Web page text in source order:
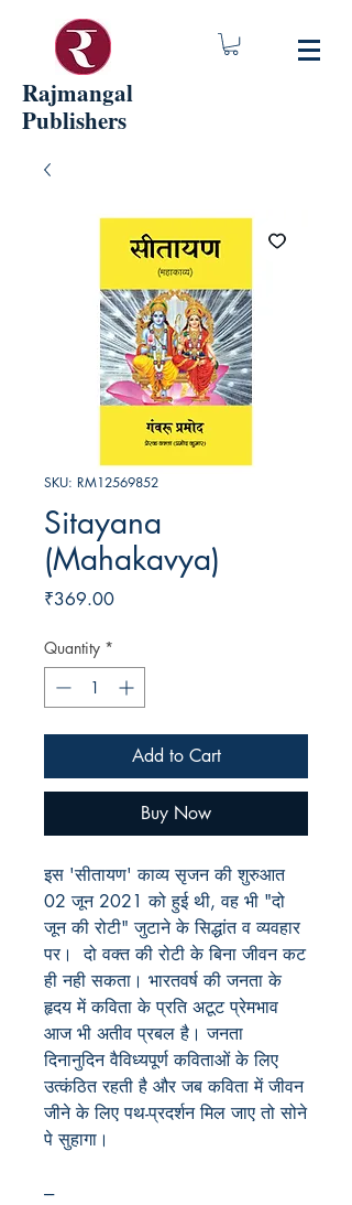
Rajmangal
Publishers
SKU: RM12569852
Sitayana
(Mahakavya)
₹369.00Price
Quantity *
Add to Cart
Buy Now
इस 'सीतायण' काव्य सृजन की शुरुआत
02 जून 2021 को हुई थी, वह भी "दो
जून की रोटी" जुटाने के सिद्धांत व व्यवहार
पर। दो वक्त की रोटी के बिना जीवन कट
ही नही सकता। भारतवर्ष की जनता के
हृदय में कविता के प्रति अटूट प्रेमभाव
आज भी अतीव प्रबल है। जनता
दिनानुदिन वैविध्यपूर्ण कविताओं के लिए
उत्कंठित रहती है और जब कविता में जीवन
जीने के लिए पथ-प्रदर्शन मिल जाए तो सोने
पे सुहागा।
---